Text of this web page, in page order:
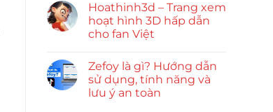
Hoathinh3d – Trang xem
hoạt hình 3D hấp dẫn
cho fan Việt
Zefoy là gì? Hướng dẫn
sử dụng, tính năng và
lưu ý an toàn